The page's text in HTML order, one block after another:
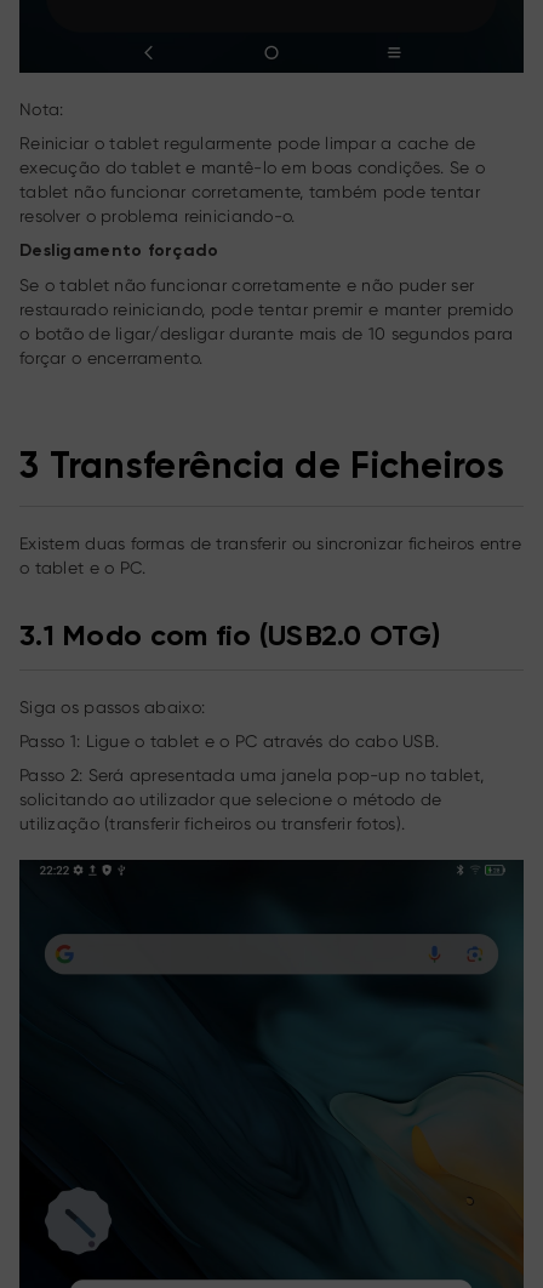
Nota:
Reiniciar o tablet regularmente pode limpar a cache de
execução do tablet e mantê-lo em boas condições. Se o
tablet não funcionar corretamente, também pode tentar
resolver o problema reiniciando-o.
Desligamento forçado
Se o tablet não funcionar corretamente e não puder ser
restaurado reiniciando, pode tentar premir e manter premido
o botão de ligar/desligar durante mais de 10 segundos para
forçar o encerramento.
3 Transferência de Ficheiros
Existem duas formas de transferir ou sincronizar ficheiros entre
o tablet e o PC.
3.1 Modo com fio (USB2.0 OTG)
Siga os passos abaixo:
Passo 1: Ligue o tablet e o PC através do cabo USB.
Passo 2: Será apresentada uma janela pop-up no tablet,
solicitando ao utilizador que selecione o método de
utilização (transferir ficheiros ou transferir fotos).